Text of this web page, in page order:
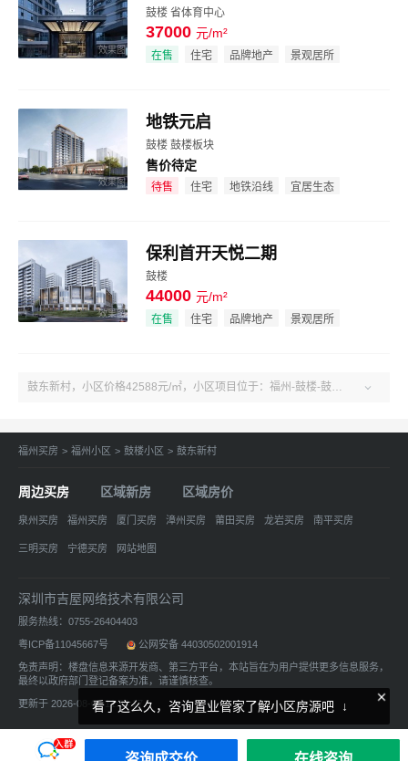
效果图
鼓楼 省体育中心
37000 元/m²
在售 住宅 品牌地产 景观居所
效果图
地铁元启
鼓楼 鼓楼板块
售价待定
待售 住宅 地铁沿线 宜居生态
效果图
保利首开天悦二期
鼓楼
44000 元/m²
在售 住宅 品牌地产 景观居所

看了这么久，咨询置业管家了解小区房源吧 ↓
福州买房 > 福州小区 > 鼓楼小区 > 鼓东新村
周边买房 区域新房 区域房价
泉州买房 福州买房 厦门买房 漳州买房 莆田买房 龙岩买房 南平买房
三明买房 宁德买房 网站地图
深圳市吉屋网络技术有限公司
服务热线：0755-26404403
粤ICP备11045667号 公网安备 44030502001914
免责声明：楼盘信息来源开发商、第三方平台，本站旨在为用户提供更多信息服务，
最终以政府部门登记备案为准，请谨慎核查。
更新于 2026-08-06 11:26:17